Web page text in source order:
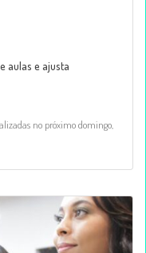
aulas e ajusta
no próximo domingo,